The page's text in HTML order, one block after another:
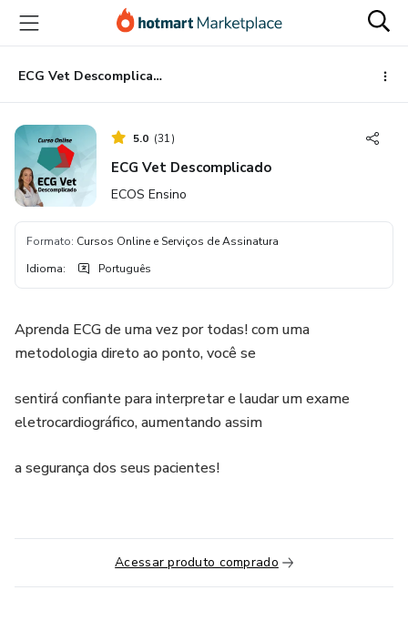
para
conteúdo
principal
para
pagamento
para
rodapé
ECG Vet Descomplicado
5.0 (31)
ECG Vet Descomplicado
ECOS Ensino
Formato: Cursos Online e Serviços de Assinatura
Idioma: Português
Aprenda ECG de uma vez por todas! com uma
metodologia direto ao ponto, você se
sentirá confiante para interpretar e laudar um exame
eletrocardiográfico, aumentando assim
a segurança dos seus pacientes!
Acessar produto comprado